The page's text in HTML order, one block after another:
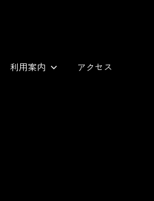
利用案内 アクセス